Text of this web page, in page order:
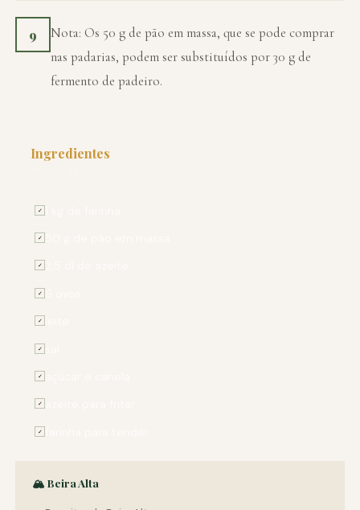
9
Nota: Os 50 g de pão em massa, que se pode comprar
nas padarias, podem ser substituídos por 30 g de
fermento de padeiro.
Ingredientes
✓
✓
✓
✓
✓
✓
✓
✓
✓
🏔️ Beira Alta